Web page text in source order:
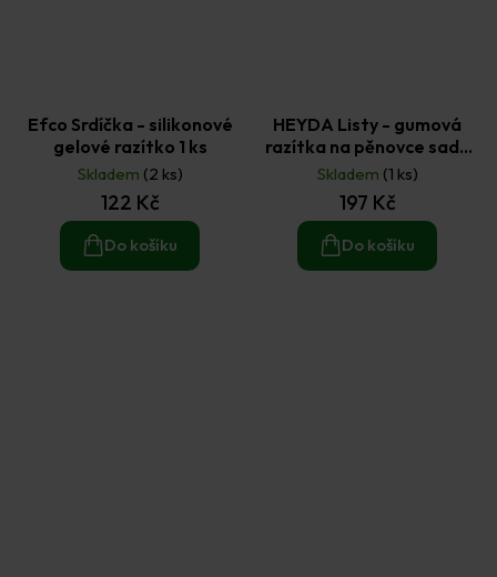
Efco Srdíčka - silikonové
gelové razítko 1 ks
Skladem (2 ks)
122 Kč
Do košíku
HEYDA Listy - gumová
razítka na pěnovce sada
16 ks
Skladem (1 ks)
197 Kč
Do košíku